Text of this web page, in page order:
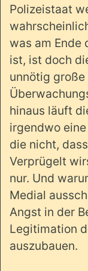
Polizeistaat
was am Ende
ist, ist doch
unnötig
hinaus läuft
irgendwo
die nicht,
Verprügelt
nur. Und
Medial
Angst in der
Legitimation
auszubauen.